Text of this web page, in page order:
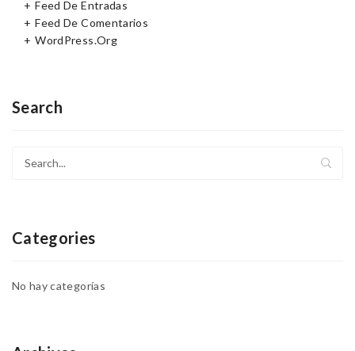
Feed De Entradas
Feed De Comentarios
WordPress.org
Search
Categories
No hay categorías